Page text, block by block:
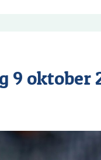
9 oktober